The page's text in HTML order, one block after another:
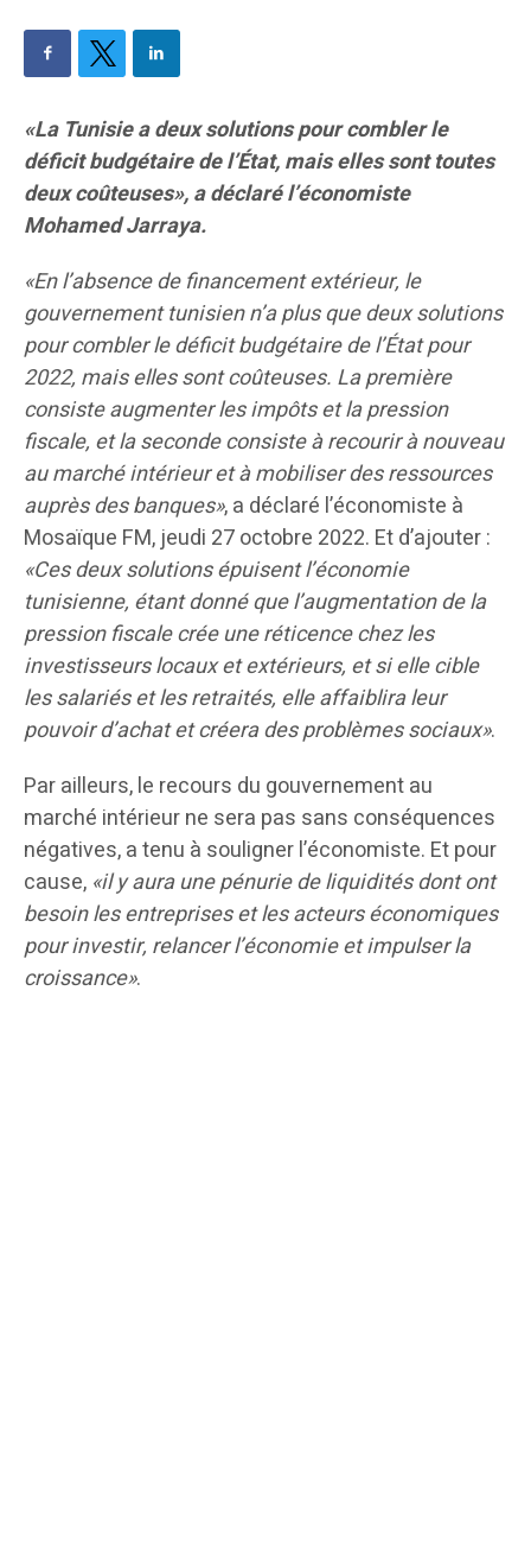
«La Tunisie a deux solutions pour combler le
déficit budgétaire de l’État, mais elles sont toutes
deux coûteuses», a déclaré l’économiste
Mohamed Jarraya.
«En l’absence de financement extérieur, le
gouvernement tunisien n’a plus que deux solutions
pour combler le déficit budgétaire de l’État pour
2022, mais elles sont coûteuses. La première
consiste augmenter les impôts et la pression
fiscale, et la seconde consiste à recourir à nouveau
au marché intérieur et à mobiliser des ressources
auprès des banques», a déclaré l’économiste à
Mosaïque FM, jeudi 27 octobre 2022. Et d’ajouter :
«Ces deux solutions épuisent l’économie
tunisienne, étant donné que l’augmentation de la
pression fiscale crée une réticence chez les
investisseurs locaux et extérieurs, et si elle cible
les salariés et les retraités, elle affaiblira leur
pouvoir d’achat et créera des problèmes sociaux».
Par ailleurs, le recours du gouvernement au
marché intérieur ne sera pas sans conséquences
négatives, a tenu à souligner l’économiste. Et pour
cause, «il y aura une pénurie de liquidités dont ont
besoin les entreprises et les acteurs économiques
pour investir, relancer l’économie et impulser la
croissance».